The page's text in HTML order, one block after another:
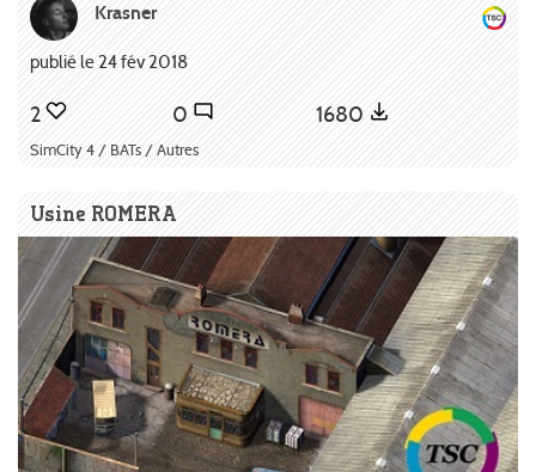
Krasner
publié le 24 fév 2018
2 0 1680
SimCity 4 / BATs / Autres
Usine ROMERA